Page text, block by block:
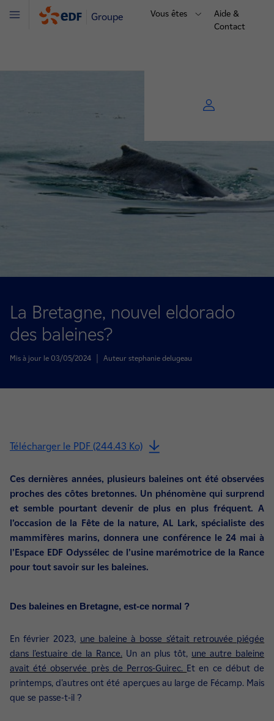
Groupe Vous êtes
Aide &
Contact
Menu
La Bretagne, nouvel eldorado
des baleines?
Mis à jour le 03/05/2024 Auteur stephanie delugeau
Télécharger le PDF (244.43 Ko)
Ces dernières années, plusieurs baleines ont été observées
proches des côtes bretonnes. Un phénomène qui surprend
et semble pourtant devenir de plus en plus fréquent. A
l’occasion de la Fête de la nature, AL Lark, spécialiste des
mammifères marins, donnera une conférence le 24 mai à
l’Espace EDF Odyssélec de l’usine marémotrice de la Rance
pour tout savoir sur les baleines.
Des baleines en Bretagne, est-ce normal ?
En février 2023, une baleine à bosse s’était retrouvée piégée
dans l’estuaire de la Rance. Un an plus tôt, une autre baleine
avait été observée près de Perros-Guirec. Et en ce début de
printemps, d'autres ont été aperçues au large de Fécamp. Mais
que se passe-t-il ?